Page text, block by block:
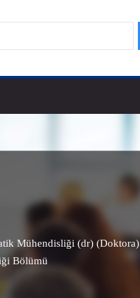
Mühendisliği (dr) (Doktora)
Bölümü